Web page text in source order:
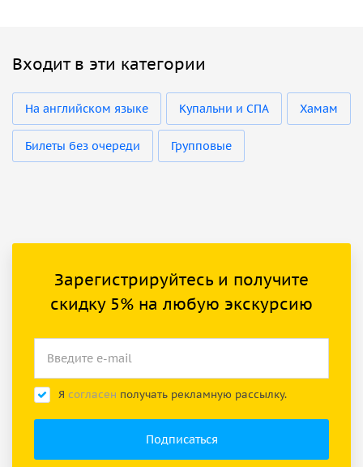
Входит в эти категории
На английском языке Купальни и СПА Хамам
Билеты без очереди Групповые
Зарегистрируйтесь и получите
скидку 5% на любую экскурсию
Я согласен получать рекламную рассылку.